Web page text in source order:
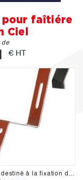
pour faîtiére
Ciel
de
€ HT
Clip destiné à la fixation des tuiles faîtiéres